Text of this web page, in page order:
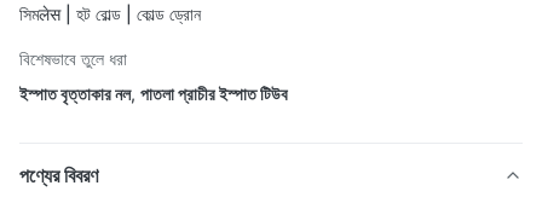
সিমलेस | হট রোল্ড | কোল্ড ড্রোন
বিশেষভাবে তুলে ধরা
ইস্পাত বৃত্তাকার নল, পাতলা প্রাচীর ইস্পাত টিউব
পণ্যের বিবরণ